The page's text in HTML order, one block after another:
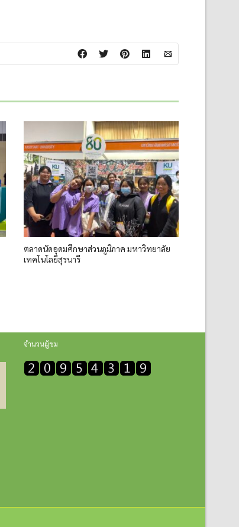
ตลาดนัดอุดมศึกษาส่วนภูมิภาค มหาวิทยาลัย
เทคโนโลยีสุรนารี
จำนวนผู้ชม